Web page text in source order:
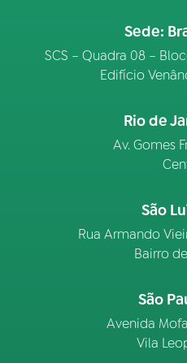
Sede:
SCS – Quadra 08 –
Edifício
Rio de
Av. Gomes
São
Rua Armando
Bairro
São
Avenida
Vila